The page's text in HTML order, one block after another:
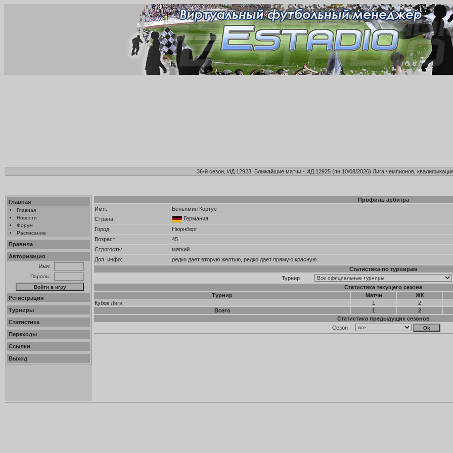
36-й сезон, ИД 12923. Ближайшие матчи - ИД 12925 (пн 10/08/2026) Лига чемпионов,
Главная
•
Главная
•
Новости
•
Форум
•
Расписание
Правила
Авторизация
Имя:
Пароль:
Регистрация
Турниры
Статистика
Переходы
Ссылки
Выход
Профиль арбитра
Имя:
Беньямин Кортус
Страна:
Германия
Город:
Нюрнберг
Возраст:
45
Строгость:
мягкий
Доп. инфо:
редко дает вторую желтую, редко дает прямую красную
Статистика по турнирам
Турнир
Статистика текущего сезона
Турнир
Матчи ЖК
Кубок Лиги
1 2
Всего
1 2
Статистика предыдущих сезонов
Сезон